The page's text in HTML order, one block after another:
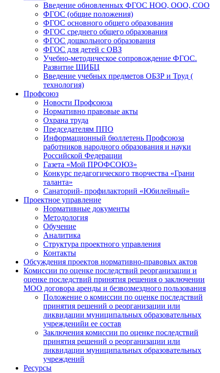
Введение обновленных ФГОС НОО, ООО, СОО
ФГОС (общие положения)
ФГОС основного общего образования
ФГОС среднего общего образования
ФГОС дошкольного образования
ФГОС для детей с ОВЗ
Учебно-методическое сопровождение ФГОС.
Развитие ШИБЦ
Введение учебных предметов ОБЗР и Труд (
технология)
Профсоюз
Новости Профсоюза
Нормативно правовые акты
Охрана труда
Председателям ППО
Информационный бюллетень Профсоюза
работников народного образования и науки
Российской Федерации
Газета «Мой ПРОФСОЮЗ»
Конкурс педагогического творчества «Грани
таланта»
Санаторий- профилакторий «Юбилейный»
Проектное управление
Нормативные документы
Методология
Обучение
Аналитика
Структура проектного управления
Контакты
Обсуждения проектов нормативно-правовых актов
Комиссии по оценке последствий реорганизации и
оценке последствий принятия решения о заключении
МОО договора аренды и безвозмездного пользования
Положение о комиссии по оценке последствий
принятия решений о реорганизации или
ликвидации муниципальных образовательных
учрежденийи ее состав
Заключения комиссии по оценке последствий
принятия решений о реорганизации или
ликвидации муниципальных образовательных
учреждений
Ресурсы